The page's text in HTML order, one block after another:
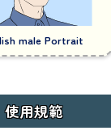
male Portrait
使用規範